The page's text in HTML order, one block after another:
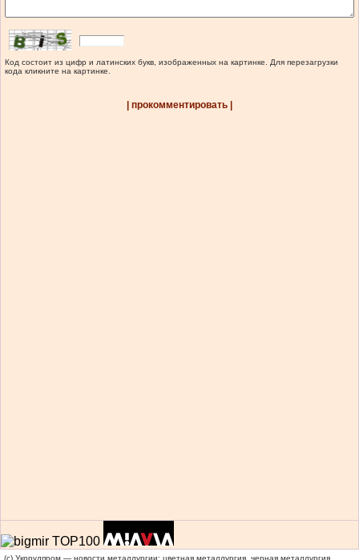
Код состоит из цифр и латинских букв, изображенных на картинке. Для перезагрузки
кода кликните на картинке.
| прокомментировать |